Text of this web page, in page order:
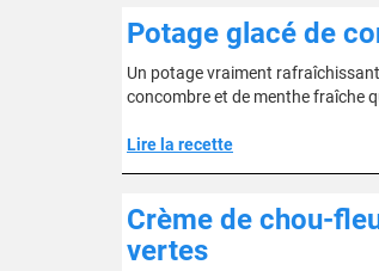
Potage glacé de
Un potage vraiment
concombre et de menthe fraîche
Lire la recette
Crème de chou-
vertes